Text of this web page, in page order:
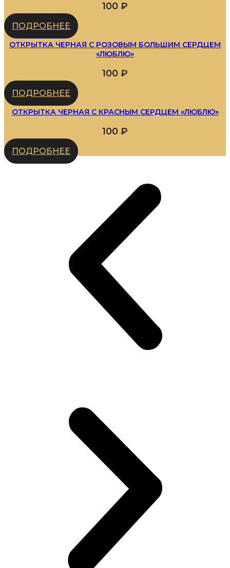
100 ₽
ПОДРОБНЕЕ
ОТКРЫТКА ЧЕРНАЯ С РОЗОВЫМ БОЛЬШИМ СЕРДЦЕМ
«ЛЮБЛЮ»
100 ₽
ПОДРОБНЕЕ
ОТКРЫТКА ЧЕРНАЯ С КРАСНЫМ СЕРДЦЕМ «ЛЮБЛЮ»
100 ₽
ПОДРОБНЕЕ